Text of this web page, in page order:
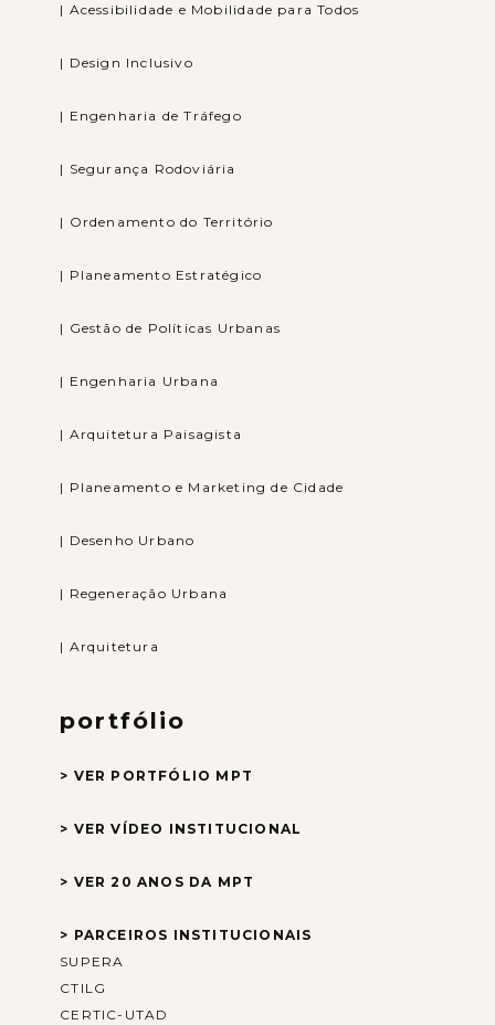
| Acessibilidade e Mobilidade para Todos
| Design Inclusivo
| Engenharia de Tráfego
| Segurança Rodoviária
| Ordenamento do Território
| Planeamento Estratégico
| Gestão de Políticas Urbanas
| Engenharia Urbana
| Arquitetura Paisagista
| Planeamento e Marketing de Cidade
| Desenho Urbano
| Regeneração Urbana
| Arquitetura
portfólio
> VER PORTFÓLIO MPT
> VER VÍDEO INSTITUCIONAL
> VER 20 ANOS DA MPT
> PARCEIROS INSTITUCIONAIS
SUPERA
CTILG
CERTIC-UTAD